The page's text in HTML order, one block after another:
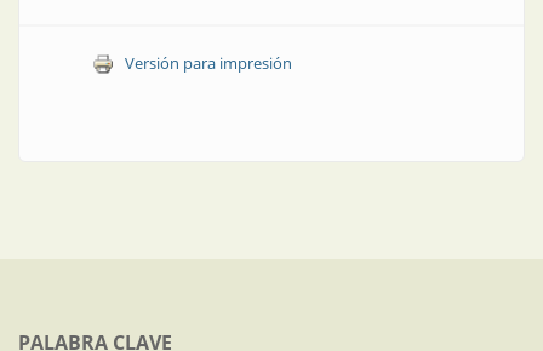
Versión para impresión
PALABRA CLAVE